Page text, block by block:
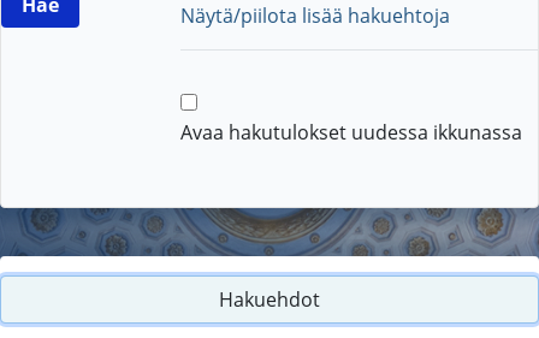
Näytä/piilota lisää hakuehtoja
Avaa hakutulokset uudessa ikkunassa
Hakuehdot